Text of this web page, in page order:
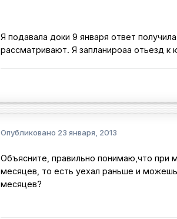
Я подавала доки 9 января ответ
рассматривают. Я запланироаа отьезд к
Опубликовано 23 января, 2013
Объясните, правильно понимаю,что при
месяцев, то есть уехал раньше и
месяцев?